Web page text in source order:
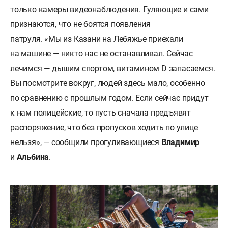
только камеры видеонаблюдения. Гуляющие и сами
признаются, что не боятся появления
патруля. «Мы из Казани на Лебяжье приехали
на машине — никто нас не останавливал. Сейчас
лечимся — дышим спортом, витамином D запасаемся.
Вы посмотрите вокруг, людей здесь мало, особенно
по сравнению с прошлым годом. Если сейчас придут
к нам полицейские, то пусть сначала предъявят
распоряжение, что без пропусков ходить по улице
нельзя», — сообщили прогуливающиеся Владимир
и Альбина.